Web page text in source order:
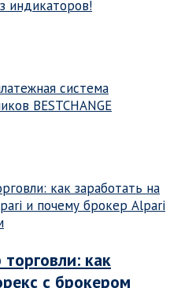
как
с брокером